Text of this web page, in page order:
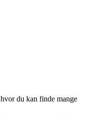
hvor du kan finde mange